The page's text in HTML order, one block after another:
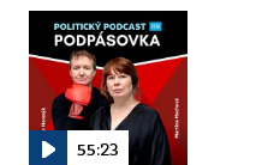
55:23